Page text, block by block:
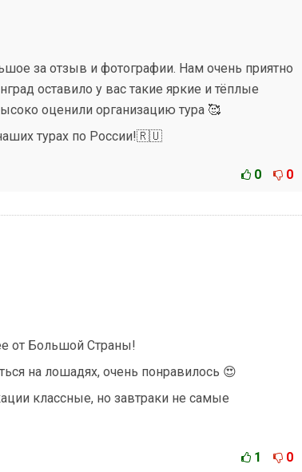
за отзыв и фотографии. Нам очень приятно
оставило у вас такие яркие и тёплые
оценили организацию тура 🥰
турах по России!🇷🇺
0 0
от Большой Страны!
на лошадях, очень понравилось 😍
классные, но завтраки не самые
1 0